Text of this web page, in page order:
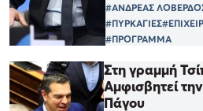
#ΑΝΔΡΕΑΣ
#ΠΥΡΚΑΓΙΕΣ
#ΠΡΟΓΡΑΜΜΑ
Στη γραμμή
Αμφισβητεί
Πάγου